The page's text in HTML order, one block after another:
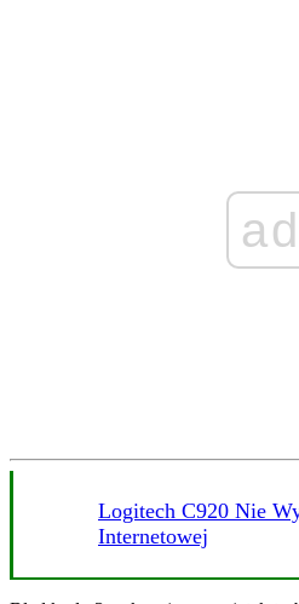
ad
Logitech C920 Nie
Internetowej